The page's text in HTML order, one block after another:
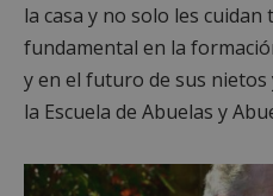
la casa y no solo les
fundamental en la
y en el futuro de sus nietos
la Escuela de Abuelas y